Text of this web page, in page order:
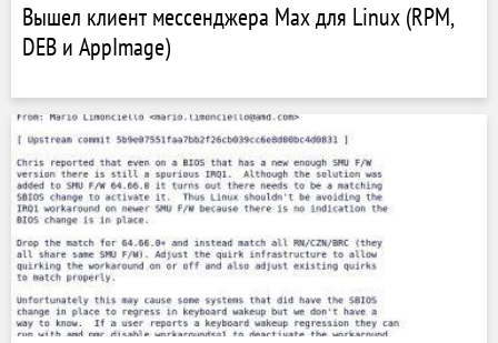
Вышел клиент мессенджера Max для Linux (RPM,
DEB и AppImage)